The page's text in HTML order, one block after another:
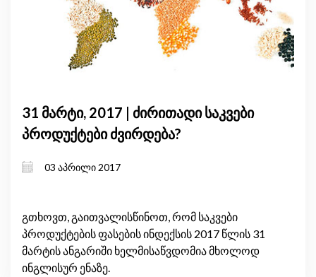
31 მარტი, 2017 | ძირითადი საკვები
პროდუქტები ძვირდება?
03 აპრილი 2017
გთხოვთ, გაითვალისწინოთ, რომ საკვები
პროდუქტების ფასების ინდექსის 2017 წლის 31
მარტის ანგარიში ხელმისაწვდომია მხოლოდ
ინგლისურ ენაზე.